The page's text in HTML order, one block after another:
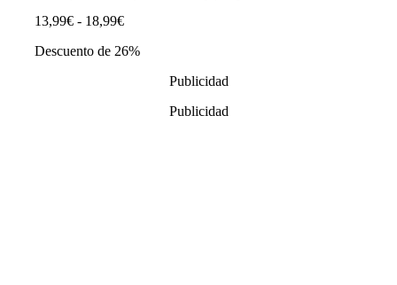
13,99€ - 18,99€Rango
precios:
Descuento de 26%
Publicidad
Publicidad